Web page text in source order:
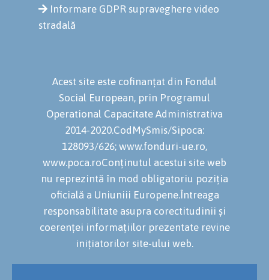
Informare GDPR supraveghere video
stradală
Acest site este cofinanțat din Fondul
Social European, prin Programul
Operational Capacitate Administrativa
2014-2020.CodMySmis/Sipoca:
128093/626; www.fonduri-ue.ro,
www.poca.roConținutul acestui site web
nu reprezintă în mod obligatoriu poziția
oficială a Uniuniii Europene.Întreaga
responsabilitate asupra corectitudinii și
coerenței informațiilor prezentate revine
inițiatorilor site-ului web.